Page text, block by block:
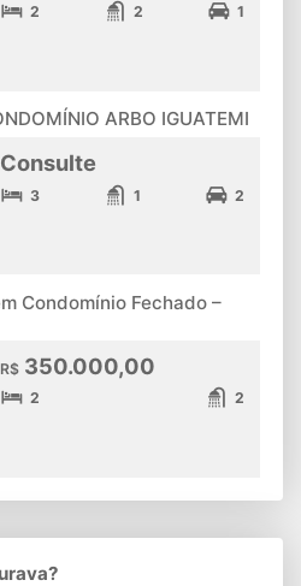
2 2 1
ARBO IGUATEMI
Consulte
3 1 2
Condomínio Fechado –
R$ 350.000,00
2 2